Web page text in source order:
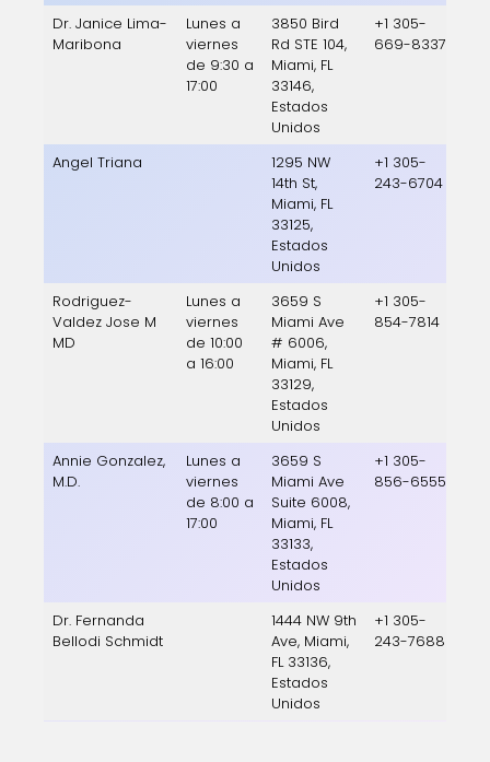
Dr. Janice Lima-
Maribona
Lunes a
viernes
de 9:30 a
17:00
3850 Bird
Rd STE 104,
Miami, FL
33146,
Estados
Unidos
+1 305-
669-8337
Angel Triana
1295 NW
14th St,
Miami, FL
33125,
Estados
Unidos
+1 305-
243-6704
Rodriguez-
Valdez Jose M
MD
Lunes a
viernes
de 10:00
a 16:00
3659 S
Miami Ave
# 6006,
Miami, FL
33129,
Estados
Unidos
+1 305-
854-7814
Annie Gonzalez,
M.D.
Lunes a
viernes
de 8:00 a
17:00
3659 S
Miami Ave
Suite 6008,
Miami, FL
33133,
Estados
Unidos
+1 305-
856-6555
Dr. Fernanda
Bellodi Schmidt
1444 NW 9th
Ave, Miami,
FL 33136,
Estados
Unidos
+1 305-
243-7688